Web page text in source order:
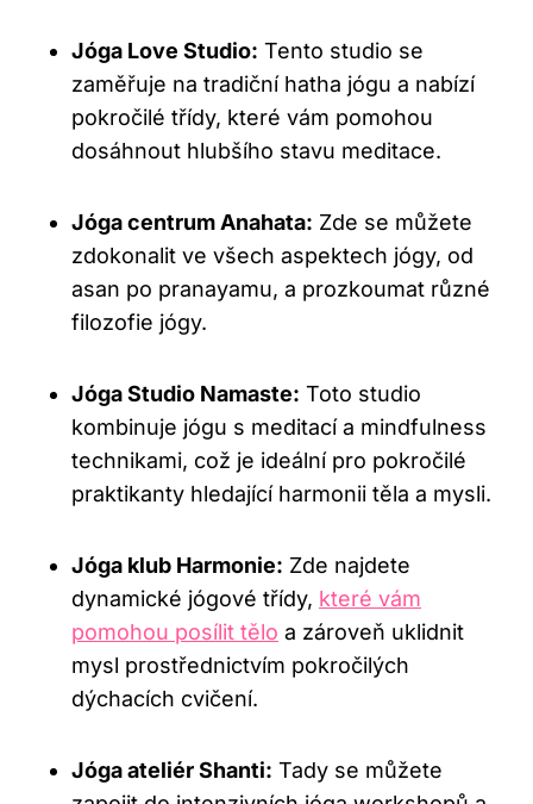
Jóga Love Studio: Tento studio ‍se
zaměřuje na tradiční ​hatha jógu⁤ a nabízí
pokročilé třídy, které vám pomohou
dosáhnout ​hlubšího stavu meditace.
Jóga centrum Anahata: ⁤Zde se můžete
zdokonalit ‍ve všech⁣ aspektech jógy, od
asan po pranayamu, a prozkoumat různé
filozofie jógy.
Jóga Studio Namaste: Toto ⁣studio
kombinuje jógu s meditací a mindfulness
technikami, což je ideální pro pokročilé
praktikanty hledající​ harmonii těla a ⁢mysli.
Jóga klub Harmonie: Zde najdete
dynamické ‍jógové třídy, které vám
pomohou posílit tělo ⁢ a zároveň uklidnit
mysl prostřednictvím pokročilých
dýchacích cvičení.
Jóga ateliér Shanti: Tady se můžete